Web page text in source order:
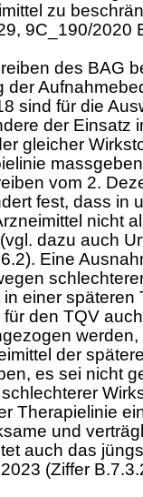
zu
9C_190/
des BAG
der
sind für die
der Einsatz
gleicher
vom 2.
fest, dass in
nicht
dazu auch
Eine
einer späteren
den TQV
der
es sei nicht
Therapielinie
und
auch das
(Ziffer